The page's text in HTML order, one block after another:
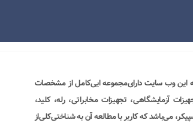
این وب سایت دارای‌مجموعه ایی‌کامل از مشخصات
آزمایشگاهی، تجهیزات مخابراتی، رله، کلید،
می‌باشد که کاربر با مطالعه آن به شناختی‌کلی‌از